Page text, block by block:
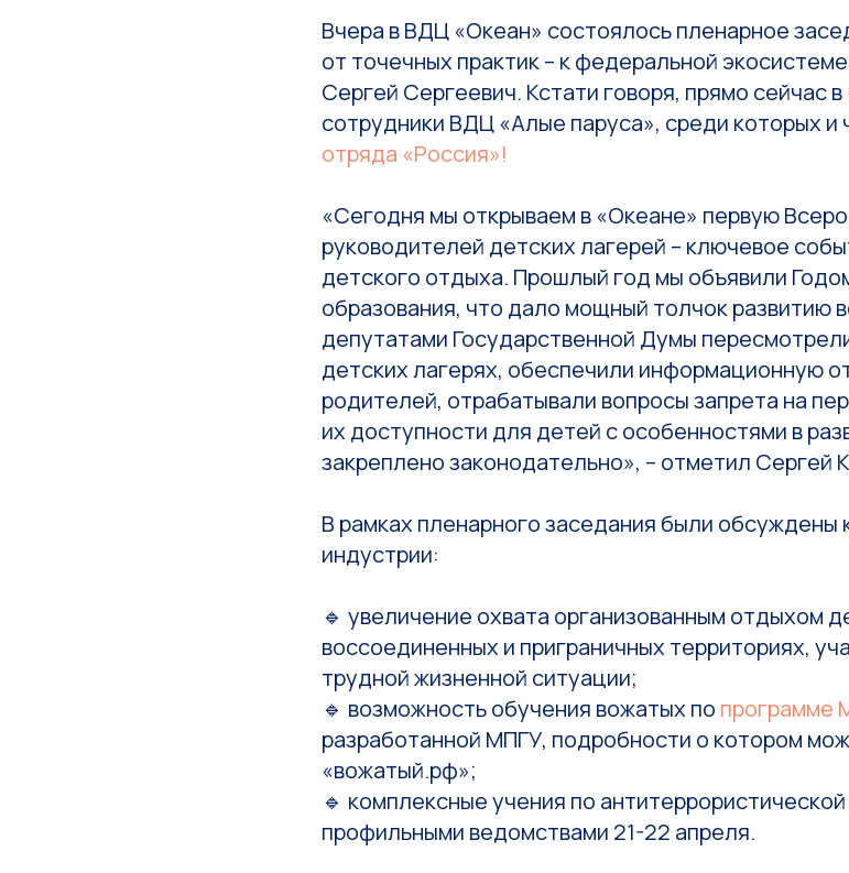
Вчера в ВДЦ «Океан» состоялось пленарное
от точечных практик – к федеральной
Сергей Сергеевич. Кстати говоря, прямо сейчас
сотрудники ВДЦ «Алые паруса», среди которых и
отряда «Россия»!
«Сегодня мы открываем в «Океане» первую
руководителей детских лагерей – ключевое
детского отдыха. Прошлый год мы объявили
образования, что дало мощный толчок развитию
депутатами Государственной Думы
детских лагерях, обеспечили информационную
родителей, отрабатывали вопросы запрета на
их доступности для детей с особенностями в
закреплено законодательно», – отметил Сергей
В рамках пленарного заседания были
индустрии:
🔹 увеличение охвата организованным отдыхом
воссоединенных и приграничных территориях,
трудной жизненной ситуации;
🔹 возможность обучения вожатых по программе
разработанной МПГУ, подробности о котором
«вожатый.рф»;
🔹 комплексные учения по
профильными ведомствами 21-22 апреля.